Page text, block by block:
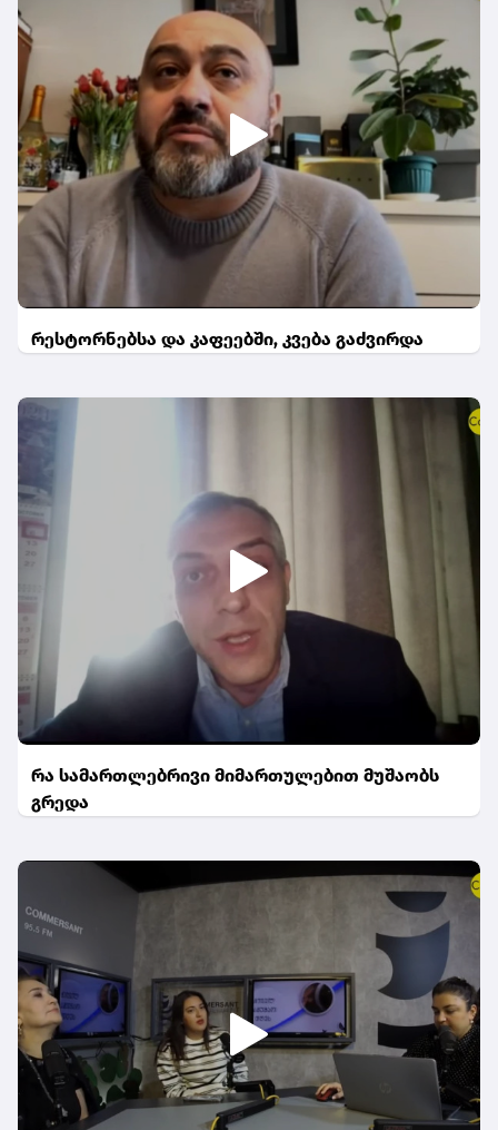
რესტორნებსა და კაფეებში, კვება გაძვირდა
რა სამართლებრივი მიმართულებით მუშაობს
გრედა